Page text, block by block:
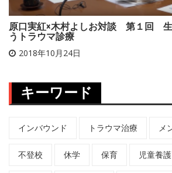
原口実紅×木村よしお対談 第１回
うトラウマ診療
2018年10月24日
キーワード
インバウンド トラウマ治療 メ
不登校 休学 保育 児童養護